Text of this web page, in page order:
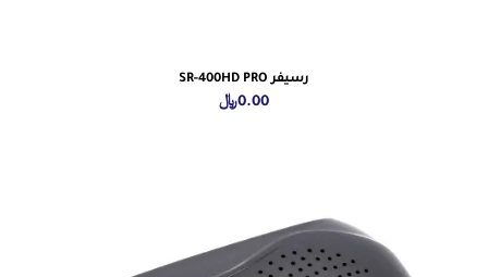
رسيفر SR-400HD PRO
0.00﷼